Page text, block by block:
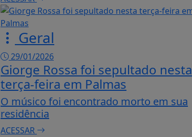
Geral
29/01/2026
Giorge Rossa foi sepultado nesta
terça-feira em Palmas
O músico foi encontrado morto em sua
residência
ACESSAR